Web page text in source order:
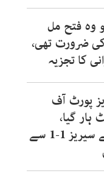
وہ فتح مل
ضرورت تھی،
کا تجزیہ
پورٹ آف
گیا،
پاکستان نے سیریز 1-1 سے